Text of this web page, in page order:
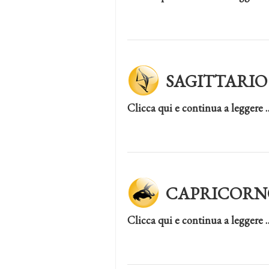
SAGITTARIO
Clicca qui e continua a leggere
Clicca qui e continua a leggere